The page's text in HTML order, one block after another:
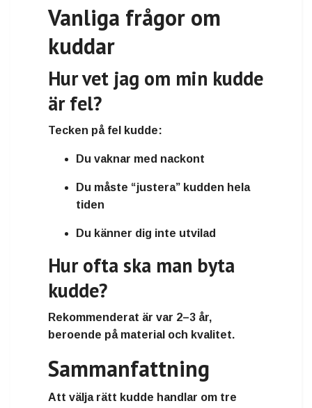
Vanliga frågor om
kuddar
Hur vet jag om min kudde
är fel?
Tecken på fel kudde:
Du vaknar med nackont
Du måste “justera” kudden hela
tiden
Du känner dig inte utvilad
Hur ofta ska man byta
kudde?
Rekommenderat är var 2–3 år,
beroende på material och kvalitet.
Sammanfattning
Att välja rätt kudde handlar om tre